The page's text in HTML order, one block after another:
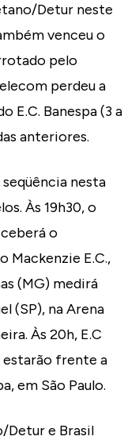
Detur neste
venceu o
pelo
perdeu a
E.C. Banespa (3 a
anteriores.
nesta
Às 19h30, o
o
Mackenzie E.C.,
(MG) medirá
(SP), na Arena
Às 20h, E.C
estarão frente a
em São Paulo.
Detur e Brasil